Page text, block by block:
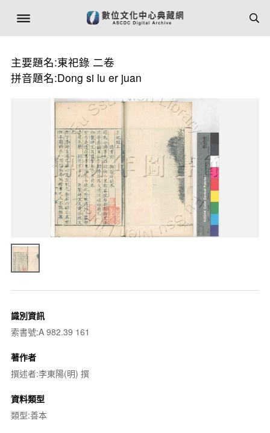
主要題名:東祀錄 二卷
拼音題名:Dong si lu er juan
識別資訊
索書號:A 982.39 161
著作者
撰述者:李東陽(明) 撰
資料類型
類型:善本